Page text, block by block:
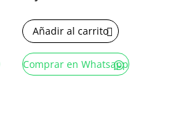
Añadir al carrito
Comprar en Whatsapp